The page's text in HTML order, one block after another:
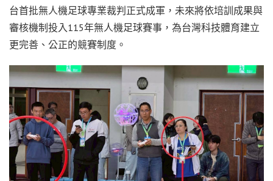
台首批無人機足球專業裁判正式成軍，未來將依培訓成果與
審核機制投入115年無人機足球賽事，為台灣科技體育建立
更完善、公正的競賽制度。